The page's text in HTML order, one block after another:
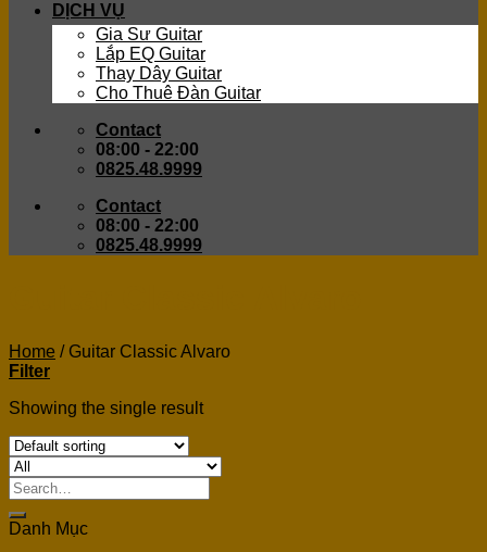
DỊCH VỤ
Gia Sư Guitar
Lắp EQ Guitar
Thay Dây Guitar
Cho Thuê Đàn Guitar
Contact
08:00 - 22:00
0825.48.9999
Contact
08:00 - 22:00
0825.48.9999
Home /Guitar Classic Alvaro
Filter
Showing the single result
Search
for:
Danh Mục